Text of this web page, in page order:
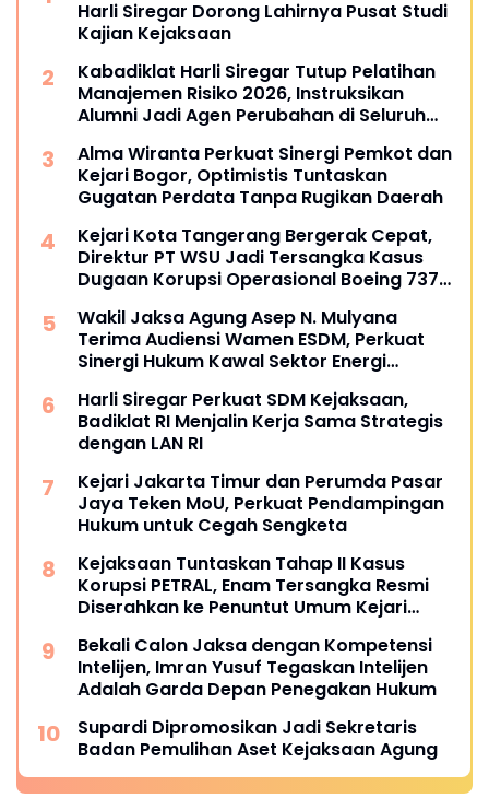
Harli Siregar Dorong Lahirnya Pusat Studi
Kajian Kejaksaan
Kabadiklat Harli Siregar Tutup Pelatihan
Manajemen Risiko 2026, Instruksikan
Alumni Jadi Agen Perubahan di Seluruh
Alma Wiranta Perkuat Sinergi Pemkot dan
Kejari Bogor, Optimistis Tuntaskan
Gugatan Perdata Tanpa Rugikan Daerah
Kejari Kota Tangerang Bergerak Cepat,
Direktur PT WSU Jadi Tersangka Kasus
Dugaan Korupsi Operasional Boeing 737-
Wakil Jaksa Agung Asep N. Mulyana
Terima Audiensi Wamen ESDM, Perkuat
Sinergi Hukum Kawal Sektor Energi
Harli Siregar Perkuat SDM Kejaksaan,
Badiklat RI Menjalin Kerja Sama Strategis
dengan LAN RI
Kejari Jakarta Timur dan Perumda Pasar
Jaya Teken MoU, Perkuat Pendampingan
Hukum untuk Cegah Sengketa
Kejaksaan Tuntaskan Tahap II Kasus
Korupsi PETRAL, Enam Tersangka Resmi
Diserahkan ke Penuntut Umum Kejari
Bekali Calon Jaksa dengan Kompetensi
Intelijen, Imran Yusuf Tegaskan Intelijen
Adalah Garda Depan Penegakan Hukum
Supardi Dipromosikan Jadi Sekretaris
Badan Pemulihan Aset Kejaksaan Agung